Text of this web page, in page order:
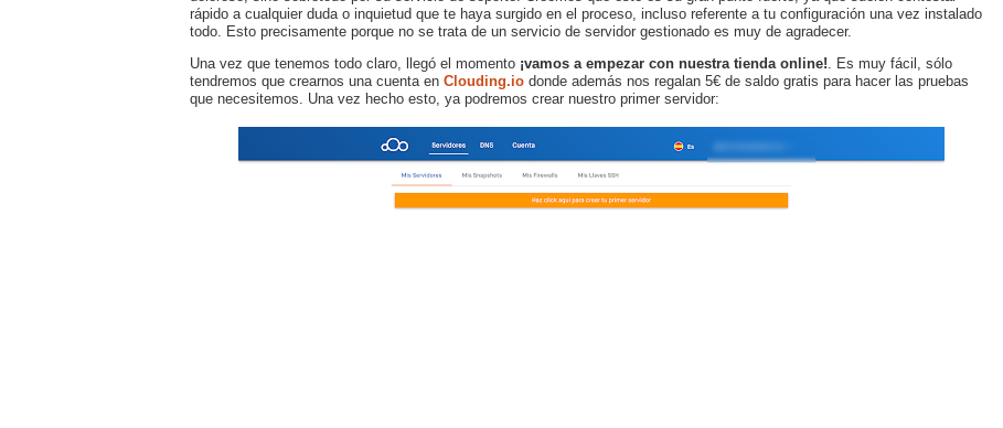
rápido a cualquier duda o inquietud que te haya surgido en el proceso, incluso referente a tu configuración una vez instalado
todo. Esto precisamente porque no se trata de un servicio de servidor gestionado es muy de agradecer.
Una vez que tenemos todo claro, llegó el momento ¡vamos a empezar con nuestra tienda online! . Es muy fácil, sólo
tendremos que crearnos una cuenta en Clouding.io donde además nos regalan 5€ de saldo gratis para hacer las pruebas
que necesitemos. Una vez hecho esto, ya podremos crear nuestro primer servidor: